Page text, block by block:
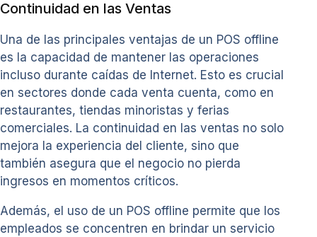
Continuidad en las Ventas
Una de las principales ventajas de un POS offline
es la capacidad de mantener las operaciones
incluso durante caídas de Internet. Esto es crucial
en sectores donde cada venta cuenta, como en
restaurantes, tiendas minoristas y ferias
comerciales. La continuidad en las ventas no solo
mejora la experiencia del cliente, sino que
también asegura que el negocio no pierda
ingresos en momentos críticos.
Además, el uso de un POS offline permite que los
empleados se concentren en brindar un servicio